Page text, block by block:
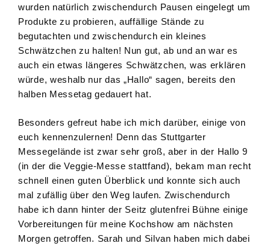
wurden natürlich zwischendurch Pausen eingelegt um
Produkte zu probieren, auffällige Stände zu
begutachten und zwischendurch ein kleines
Schwätzchen zu halten! Nun gut, ab und an war es
auch ein etwas längeres Schwätzchen, was erklären
würde, weshalb nur das „Hallo“ sagen, bereits den
halben Messetag gedauert hat.
Besonders gefreut habe ich mich darüber, einige von
euch kennenzulernen! Denn das Stuttgarter
Messegelände ist zwar sehr groß, aber in der Hallo 9
(in der die Veggie-Messe stattfand), bekam man recht
schnell einen guten Überblick und konnte sich auch
mal zufällig über den Weg laufen. Zwischendurch
habe ich dann hinter der Seitz glutenfrei Bühne einige
Vorbereitungen für meine Kochshow am nächsten
Morgen getroffen. Sarah und Silvan haben mich dabei